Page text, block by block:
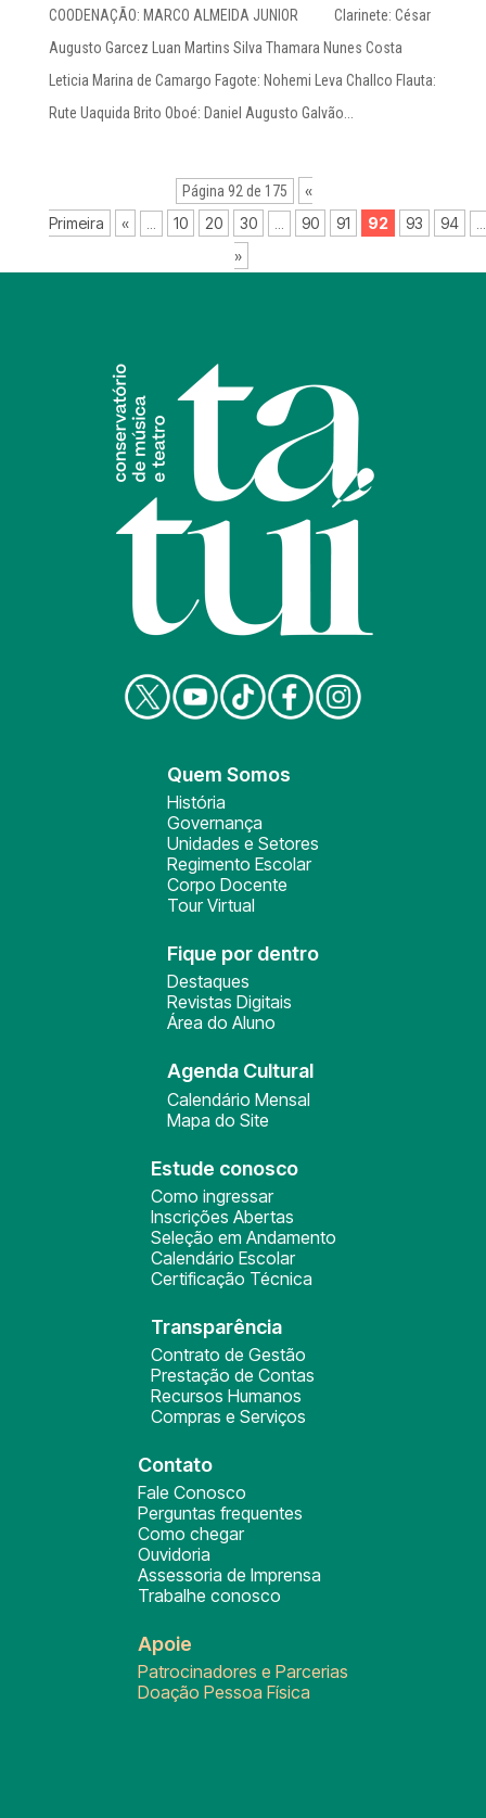
COODENAÇÃO: MARCO ALMEIDA JUNIOR Clarinete: César
Augusto Garcez Luan Martins Silva Thamara Nunes Costa
Leticia Marina de Camargo Fagote: Nohemi Leva Challco Flauta:
Rute Uaquida Brito Oboé: Daniel Augusto Galvão...
Página 92 de 175
«
Primeira
« 10 20 30 90 91 92 93 94
»
Quem Somos
História
Governança
Unidades e Setores
Regimento Escolar
Corpo Docente
Tour Virtual
Fique por dentro
Destaques
Revistas Digitais
Área do Aluno
Agenda Cultural
Calendário Mensal
Mapa do Site
Estude conosco
Como ingressar
Inscrições Abertas
Seleção em Andamento
Calendário Escolar
Certificação Técnica
Transparência
Contrato de Gestão
Prestação de Contas
Recursos Humanos
Compras e Serviços
Contato
Fale Conosco
Perguntas frequentes
Como chegar
Ouvidoria
Assessoria de Imprensa
Trabalhe conosco
Apoie
Patrocinadores e Parcerias
Doação Pessoa Física